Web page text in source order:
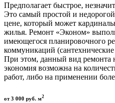
Предполагает быстрое,
Это самый простой и
цене, который может
жилья. Ремонт «Эконом»
имеющегося планировочного
коммуникаций
При этом, данный вид ремонта
экономия возможна на
работ, либо на применении
от 3 000 руб. м2